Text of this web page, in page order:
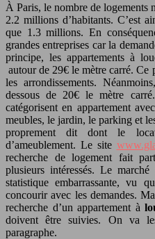
À Paris, le nombre de logements
2.2 millions d’habitants. C’est
que 1.3 millions. En
grandes entreprises car la
principe, les appartements à
autour de 29€ le mètre carré. Ce
les arrondissements.
dessous de 20€ le mètre
catégorisent en appartement
meubles, le jardin, le parking et
proprement dit dont le
d’ameublement. Le site
recherche de logement fait
plusieurs intéressés. Le
statistique embarrassante, vu
concourir avec les demandes.
recherche d’un appartement à
doivent être suivies. On va
paragraphe.